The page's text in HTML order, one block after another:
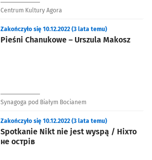
Centrum Kultury Agora
Pieśni Chanukowe – Urszula Makosz
Zakończyło się 10.12.2022 (3 lata temu)
Synagoga pod Białym Bocianem
Spotkanie Nikt nie jest wyspą / Ніхто
не острів
Zakończyło się 10.12.2022 (3 lata temu)